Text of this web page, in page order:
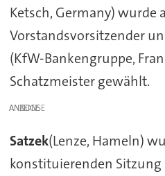
Ketsch, Germany) wurde
Vorstandsvorsitzender
(KfW-Bankengruppe,
Schatzmeister gewählt.
ANZEIGE
Satzek(Lenze, Hameln)
konstituierenden